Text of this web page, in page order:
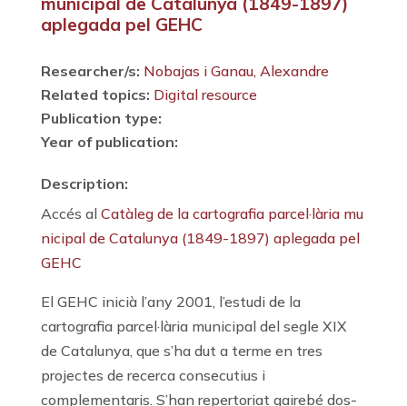
aplegada pel GEHC
Researcher/s: Nobajas i Ganau, Alexandre
Related topics: Digital resource
Publication type:
Year of publication:
Description:
Accés al Catàleg de la cartografia parcel·lària mu
nicipal de Catalunya (1849-1897) aplegada pel
GEHC
El GEHC inicià l’any 2001, l’estudi de la
cartografia parcel·lària municipal del segle XIX
de Catalunya, que s’ha dut a terme en tres
projectes de recerca consecutius i
complementaris. S’han repertoriat gairebé dos-